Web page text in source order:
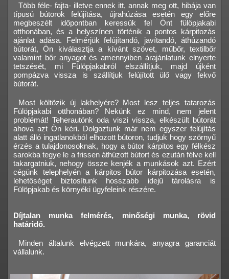
Több féle- fajta- illetve ennek itt, annak meg ott, hibája van
típusú bútorok felújítása, újrahúzása esetén egy előre
megbeszélt időpontban keressük fel Önt fülöpjakabi
otthonában, és a helyszínen történik a pontos kárpitozás
ajánlat adása. Felmérjük felújítandó, javítandó, áthúzandó
bútorát, Ön kiválasztja a kívánt szövet, műbőr, textilbőr
valamint bőr anyagot és amennyiben árajánlatunk elnyerte
tetszését, mi Fülöpjakabról elszállítjuk, majd újként
pompázva vissza is szállítjuk felújított ülő vagy fekvő
bútorát.
Most költözik új lakhelyére? Most lesz teljes tatarozás
Fülöpjakabi otthonában? Nekünk ez mind, nem jelent
problémát! Teherautónk oda viszi vissza, elkészült bútorát
ahova azt Ön kéri. Dolgoztunk már nem egyszer felújítás
alatt álló ingatlanokból elhozott bútoron, tudjuk hogy szörnyű
érzés a tulajdonosoknak, hogy a bútor kárpitos egy félkész
sarokba tegye le a frissen áthúzott bútort és ezután félve kell
takargatniuk, nehogy össze kenjék a munkások azt. Ezért
cégünk telephelyén a kárpitos bútor kárpitozása esetén,
lehetőséget biztosítunk hosszabb idejű tárolásra is
Fülöpjakab és környéki ügyfeleink részére.
Díjtalan munka felmérés, minőségi munka, rövid
határidő.
Minden általunk elvégzett munkára, anyagra garanciát
vállalunk.